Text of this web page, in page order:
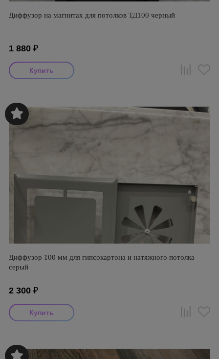
Диффузор на магнитах для потолков ТД100 черный
1 880 ₽
Диффузор 100 мм для гипсокартона и натяжного потолка
серый
2 300 ₽